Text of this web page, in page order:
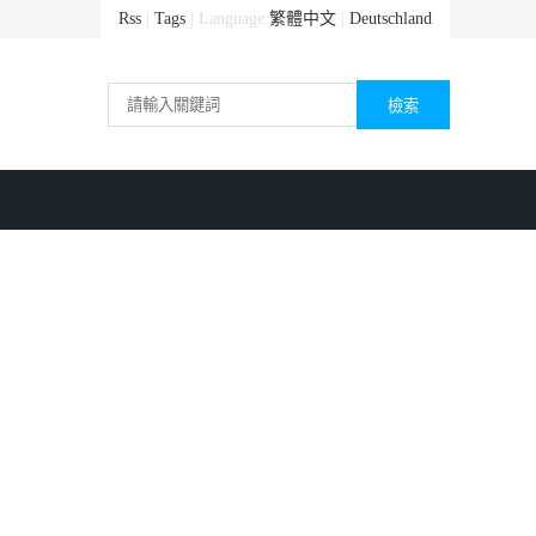
Rss Tags | Language: 繁體中文 Deutschland